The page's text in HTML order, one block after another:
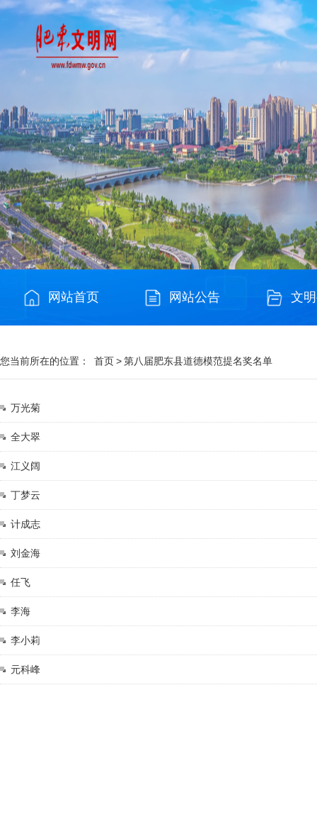
网站首页 网站公告 文
您当前所在的位置： 首页>第八届肥东县道德模范提名奖名单
万光菊
全大翠
江义阔
丁梦云
计成志
刘金海
任飞
李海
李小莉
元科峰